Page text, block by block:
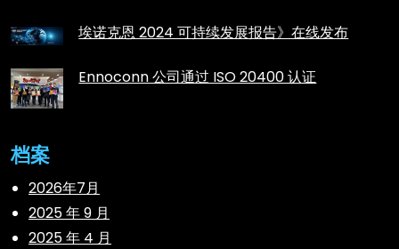
埃诺克恩 2024 可持续发展报告》在线发布
Ennoconn 公司通过 ISO 20400 认证
档案
2026年7月
2025 年 9 月
2025 年 4 月